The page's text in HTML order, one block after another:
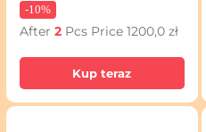
-10%
After2 Pcs Price1200,0 zł
Kup teraz